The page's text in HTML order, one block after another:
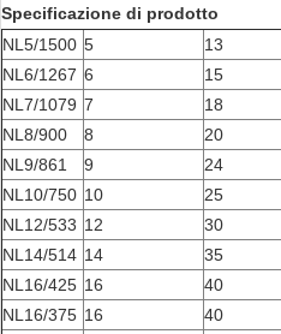
Specificazione di prodotto
NL5/1500 5 13
NL6/1267 6 15
NL7/1079 7 18
NL8/900
8 20
NL9/861
9 24
NL10/750 10 25
NL12/533 12 30
NL14/514 14 35
NL16/425 16 40
NL16/375 16 40